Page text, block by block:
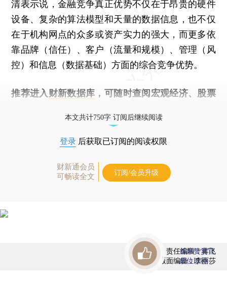
清表示说，金融竞争真正优势不仅在于昂贵的硬件
设备、复杂的算法模型和天量的数据信息，也不仅
在于机构网点的众多或资产实力的强大，而更多依
靠品牌（信任）、客户（流量和规模）、管理（风
控）和信息（数据基础）方面的综合竞争优势。
推荐进入 财新数据库 ，可随时查阅宏观经济、股票
本文共计750字 订阅后继续阅读
登录 后获取已订阅的阅读权限
财新通会员
可畅读全文
订阅/会员升级
责任编辑：蒋飞
版面编辑：李丽莎
首席赞赏官
虚位以待